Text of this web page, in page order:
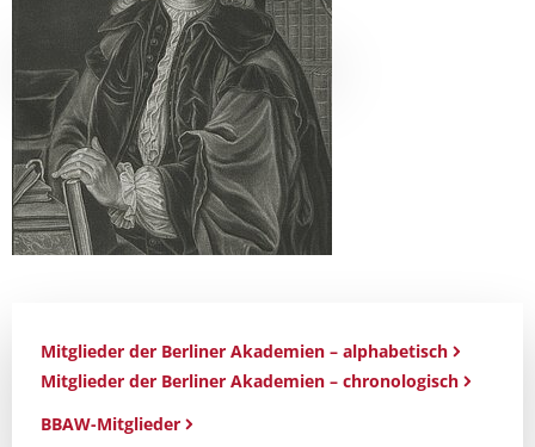
Mitglieder der Berliner Akademien – alphabetisch
Mitglieder der Berliner Akademien – chronologisch
BBAW-Mitglieder